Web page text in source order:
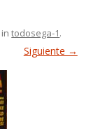
intodosega-1.
Siguiente →